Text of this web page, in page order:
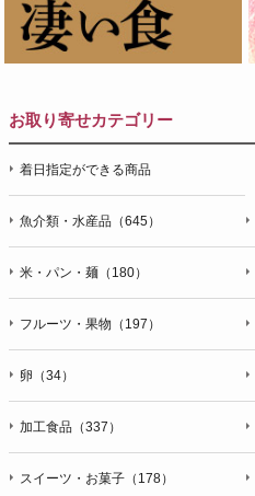
お取り寄せカテゴリー
着日指定ができる商品
魚介類・水産品（645）
米・パン・麺（180）
フルーツ・果物（197）
卵（34）
加工食品（337）
スイーツ・お菓子（178）